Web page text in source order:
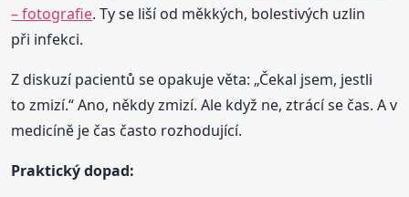
– fotografie. Ty se liší od měkkých, bolestivých uzlin
při infekci.
Z diskuzí pacientů se opakuje věta: „Čekal jsem, jestli
to zmizí.“ Ano, někdy zmizí. Ale když ne, ztrácí se čas. A v
medicíně je čas často rozhodující.
Praktický dopad: